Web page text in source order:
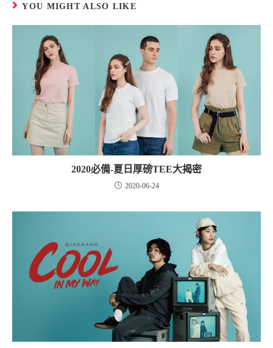
YOU MIGHT ALSO LIKE
2020必備-夏日厚磅TEE大揭密
2020-06-24